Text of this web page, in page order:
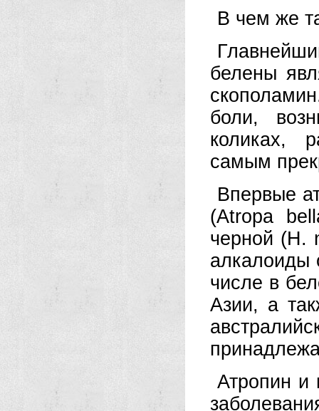
В чем же
белены
боли,
коликах,
самым
Впервые
(Atropa
черной (Н.
алкалоиды
числе в
Азии, а
Атропин и